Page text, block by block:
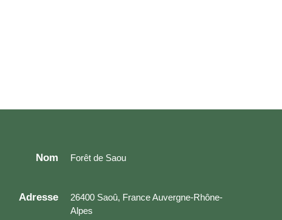
Nom Forêt de Saou
Adresse
26400 Saoû, France Auvergne-Rhône-
Alpes